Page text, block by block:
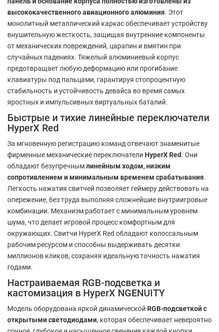
высококачественного авиационного алюминия. Этот
монолитный металлический каркас обеспечивает устройству
внушительную жесткость, защищая внутренние компоненты
от механических повреждений, царапин и вмятин при
случайных падениях. Тяжелый алюминиевый корпус
предотвращает любую деформацию или прогибание
клавиатуры под пальцами, гарантируя стопроцентную
стабильность и устойчивость девайса во время самых
яростных и импульсивных виртуальных баталий.
Быстрые и тихие линейные переключатели
HyperX Red
За мгновенную регистрацию команд отвечают знаменитые
фирменные механические переключатели HyperX Red. Они
обладают безупречнымлинейным ходом, низким
сопротивлением и минимальным временем срабатывания.
Легкость нажатия свитчей позволяет геймеру действовать на
опережение, без труда выполняя сложнейшие внутриигровые
комбинации. Механизм работает с минимальным уровнем
шума, что делает игровой процесс комфортным для
окружающих. Свитчи HyperX Red обладают колоссальным
рабочим ресурсом и способны выдерживать десятки
миллионов кликов, сохраняя идеальную точность нажатия
годами.
Настраиваемая RGB-подсветка и
кастомизация в HyperX NGENUITY
Модель оборудована яркой динамической RGB-подсветкой с
открытыми светодиодами, которая обеспечивает невероятно